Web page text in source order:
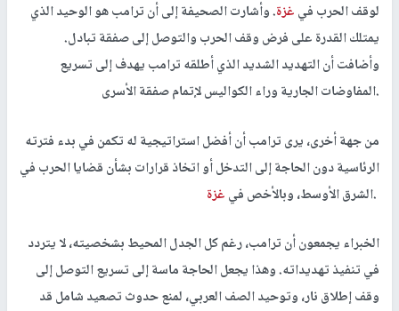
لوقف الحرب فيغزة. وأشارت الصحيفة إلى أن ترامب هو الوحيد الذي
يمتلك القدرة على فرض وقف الحرب والتوصل إلى صفقة تبادل.
وأضافت أن التهديد الشديد الذي أطلقه ترامب يهدف إلى تسريع
المفاوضات الجارية وراء الكواليس لإتمام صفقة الأسرى.
من جهة أخرى، يرى ترامب أن أفضل استراتيجية له تكمن في بدء فترته
الرئاسية دون الحاجة إلى التدخل أو اتخاذ قرارات بشأن قضايا الحرب في
الشرق الأوسط، وبالأخص فيغزة .
الخبراء يجمعون أن ترامب، رغم كل الجدل المحيط بشخصيته، لا يتردد
في تنفيذ تهديداته. وهذا يجعل الحاجة ماسة إلى تسريع التوصل إلى
وقف إطلاق نار، وتوحيد الصف العربي، لمنع حدوث تصعيد شامل قد